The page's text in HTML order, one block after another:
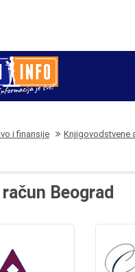
i finansije Knjigovodstvene
Beograd